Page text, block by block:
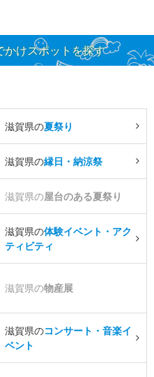
かけスポットを探す
滋賀県の夏祭り
滋賀県の縁日・納涼祭
滋賀県の屋台のある夏祭り
滋賀県の体験イベント・アク
ティビティ
滋賀県の物産展
滋賀県のコンサート・音楽イ
ベント